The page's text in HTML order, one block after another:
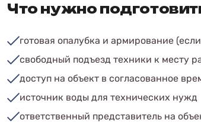
Что нужно
готовая опалубка и армирование
свободный подъезд техники к месту
доступ на объект в согласованное
источник воды для технических нужд
ответственный представитель на